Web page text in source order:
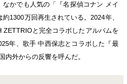
かでも人気の「『名探偵コナン メイ
1300万回再生されている。2024年、
ZETTRIOと完全コラボしたアルバムを
年、歌手 中西保志とコラボした『最
内外からの反響を呼んだ。